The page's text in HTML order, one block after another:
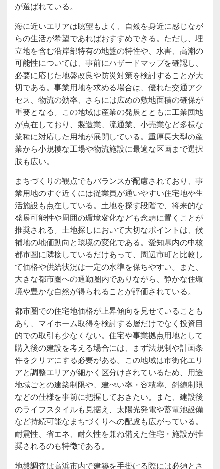
が選ばれている。
海に近いエリアは眺望もよく、自然を身近に感じなが
らの生活が希望であればおすすめできる。ただし、埋
立地を含む沿岸部特有の地盤の特性や、水害、高潮の
可能性については、事前にハザードマップを確認し、
必要に応じた地盤改良や防災対策を検討することが大
切である。事業用地を求める場合は、優れた交通アク
セス、物流の効率、さらには広めの敷地面積の確保が
重要となる。この地域は産業の発展とともに工業団地
が点在しており、製造業、流通業、小売業など多様な
業種に対応した用地が展開している。重厚長大型の産
業から小規模な工場や物流施設に最適な区画まで選択
肢も広い。
まちづくりの観点でもバランスが配慮されており、事
業用地のすぐ近くには従業員が通いやすい住宅地や生
活施設も点在している。土地を探す段階で、将来的な
発展可能性や周囲の環境変化なども念頭に置くことが
推奨される。土地探しにおいて大切なポイントは、候
補地の地価動向と環境の変化である。愛知県内の中核
都市圏に隣接しているだけあって、周辺市町と比較し
て価格や供給状況は一定の水準を保ちやすい。また、
大きな都市圏への通勤圏内でありながら、静かな住環
境や豊かな自然が得られることが評価されている。
都市圏での住宅地価格が上昇傾向を見せていることも
あり、マイホーム取得を検討する層だけでなく投資目
的での取引も少なくない。住宅や事業拠点用地として
購入後の建設を考える場合には、まず法規制や計画条
件をクリアにする必要がある。この地域は市街化エリ
アと調整エリアが細かく区分けされているため、用途
地域ごとの建築制限や、建ぺい率・容積率、斜線制限
などの仕様を事前に把握しておきたい。また、建設後
のライフスタイルも見据え、太陽光発電や蓄電池設備
など持続可能なまちづくりへの配慮も広がっている。
耐震性、省エネ、耐久性を兼ね備えた住宅・施設が推
奨されるのも特徴である。
地盤調査は高浜市内で建築を手掛ける際には必須とさ